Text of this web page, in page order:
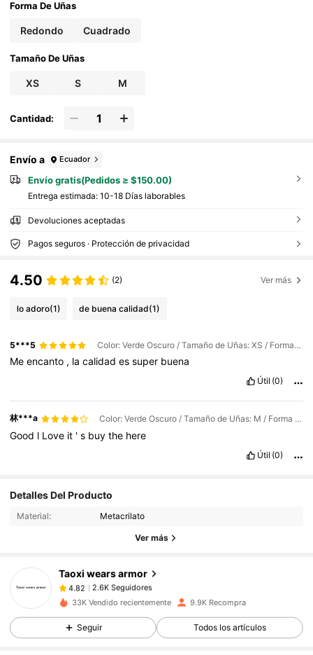
decuadas para mujeres y niñas, incluye pegamen
Forma De Uñas
Redondo Cuadrado
Tamaño De Uñas
XS S M
Cantidad:
Envío a Ecuador
Envío gratis(Pedidos ≥ $150.00)
Entrega estimada: 10-18 Días laborables
Devoluciones aceptadas
Pagos seguros · Protección de privacidad
4.50 (2) Ver más
lo adoro(1) de buena calidad(1)
5***5 Color: Verde Oscuro / Tamaño de Uñas: XS / Forma de Uñas: Redondo
Meencanto , lacalidadessuper buena
Útil (0)
林***a Color: Verde Oscuro / Tamaño de Uñas: M / Forma de Uñas: Redondo
Good l Love it 's buythe here
Útil (0)
Detalles Del Producto
Material: Metacrilato
Ver más
Taoxi wears armor
4.82 2.6K Seguidores
2.6K Seguidores
2.6K Seguidores
4.82 2.6K Seguidores
2.6K Seguidores
33K Vendido recientemente 9.9K Recompra
Seguir Todos los artículos